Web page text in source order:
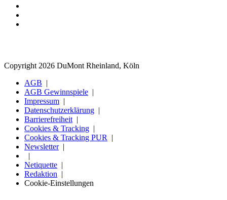
Copyright 2026 DuMont Rheinland, Köln
AGB
AGB Gewinnspiele
Impressum
Datenschutzerklärung
Barrierefreiheit
Cookies & Tracking
Cookies & Tracking PUR
Newsletter
Netiquette
Redaktion
Cookie-Einstellungen